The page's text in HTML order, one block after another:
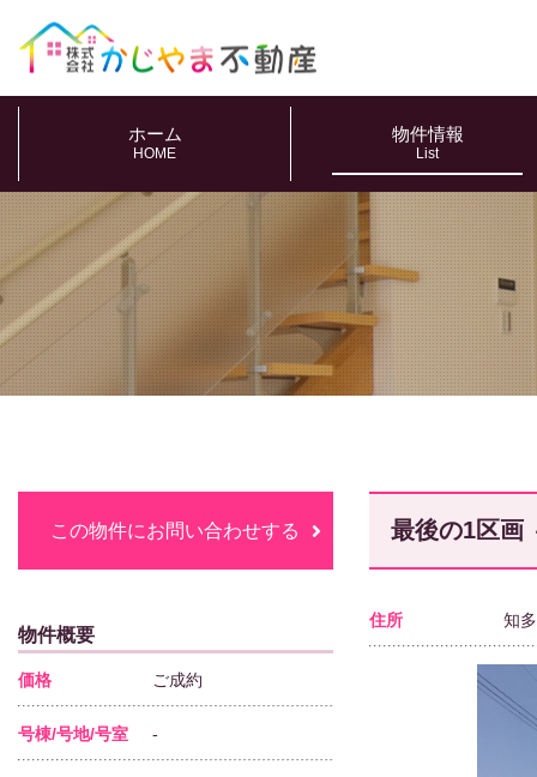
ホーム
HOME
物件情報
List
この物件にお問い合わせする
物件概要
価格 ご成約
号棟/号地/号室 -
最後の1区画
住所 知